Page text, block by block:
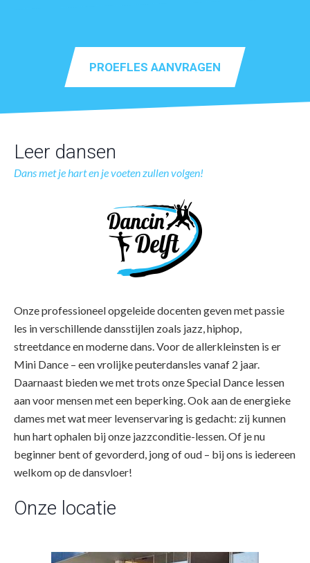
PROEFLES AANVRAGEN
Leer dansen
Dans met je hart en je voeten zullen volgen!
Onze professioneel opgeleide docenten geven met passie
les in verschillende dansstijlen zoals jazz, hiphop,
streetdance en moderne dans. Voor de allerkleinsten is er
Mini Dance – een vrolijke peuterdansles vanaf 2 jaar.
Daarnaast bieden we met trots onze Special Dance lessen
aan voor mensen met een beperking. Ook aan de energieke
dames met wat meer levenservaring is gedacht: zij kunnen
hun hart ophalen bij onze jazzconditie-lessen. Of je nu
beginner bent of gevorderd, jong of oud – bij ons is iedereen
welkom op de dansvloer!
Onze locatie